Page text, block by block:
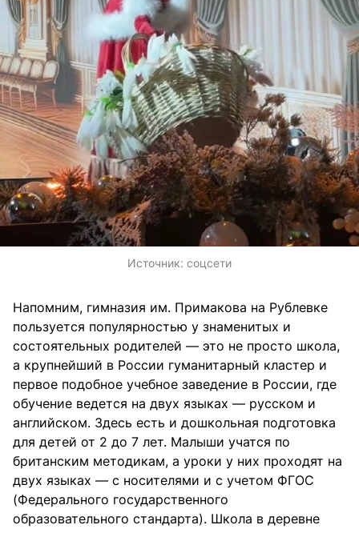
Источник: соцсети
Напомним, гимназия им. Примакова на Рублевке
пользуется популярностью у знаменитых и
состоятельных родителей — это не просто школа,
а крупнейший в России гуманитарный кластер и
первое подобное учебное заведение в России, где
обучение ведется на двух языках — русском и
английском. Здесь есть и дошкольная подготовка
для детей от 2 до 7 лет. Малыши учатся по
британским методикам, а уроки у них проходят на
двух языках — с носителями и с учетом ФГОС
(Федерального государственного
образовательного стандарта). Школа в деревне